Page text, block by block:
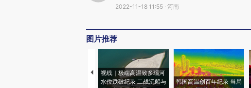
2022-11-18 11:55 · 河南
图片推荐
视线｜极端高温致多瑙河
水位跌破纪录 二战沉船与
韩国高温创百年纪录 当局